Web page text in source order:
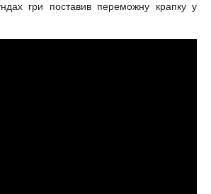
гри поставив переможну крапку у